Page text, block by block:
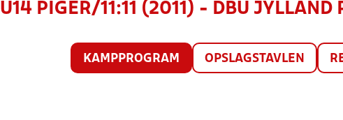
U14 PIGER/11:11 (2011) - DBU
KAMPPROGRAM OPSLAGSTAVLEN